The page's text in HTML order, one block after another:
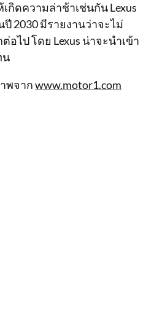
กิดความล่าช้าเช่นกัน Lexus
2030 มีรายงานว่าจะไม่
อไป โดย Lexus น่าจะนำเข้า
น
พจากwww.motor1.com